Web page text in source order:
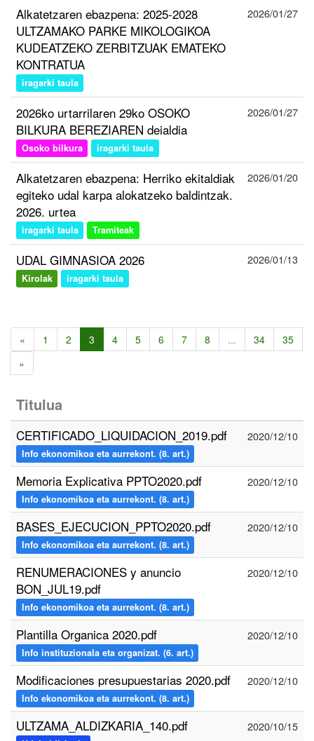
Alkatetzaren ebazpena: 2025-2028
ULTZAMAKO PARKE MIKOLOGIKOA
KUDEATZEKO ZERBITZUAK EMATEKO
KONTRATUA
iragarki taula
2026/01/27
2026ko urtarrilaren 29ko OSOKO
BILKURA BEREZIAREN deialdia
Osoko bilkura iragarki taula
2026/01/27
Alkatetzaren ebazpena: Herriko ekitaldiak
egiteko udal karpa alokatzeko baldintzak.
2026. urtea
iragarki taula Tramiteak
2026/01/20
UDAL GIMNASIOA 2026
Kirolak iragarki taula
2026/01/13
« 1 2 3 4 5 6 7 8 ... 34
35
»
Titulua
CERTIFICADO_LIQUIDACION_2019.pdf
Info ekonomikoa eta aurrekont. (8. art.)
2020/12/10
Memoria Explicativa PPTO2020.pdf
Info ekonomikoa eta aurrekont. (8. art.)
2020/12/10
BASES_EJECUCION_PPTO2020.pdf
Info ekonomikoa eta aurrekont. (8. art.)
2020/12/10
RENUMERACIONES y anuncio
BON_JUL19.pdf
Info ekonomikoa eta aurrekont. (8. art.)
2020/12/10
Plantilla Organica 2020.pdf
Info instituzionala eta organizat. (6. art.)
2020/12/10
Modificaciones presupuestarias 2020.pdf
Info ekonomikoa eta aurrekont. (8. art.)
2020/12/10
ULTZAMA_ALDIZKARIA_140.pdf 2020/10/15